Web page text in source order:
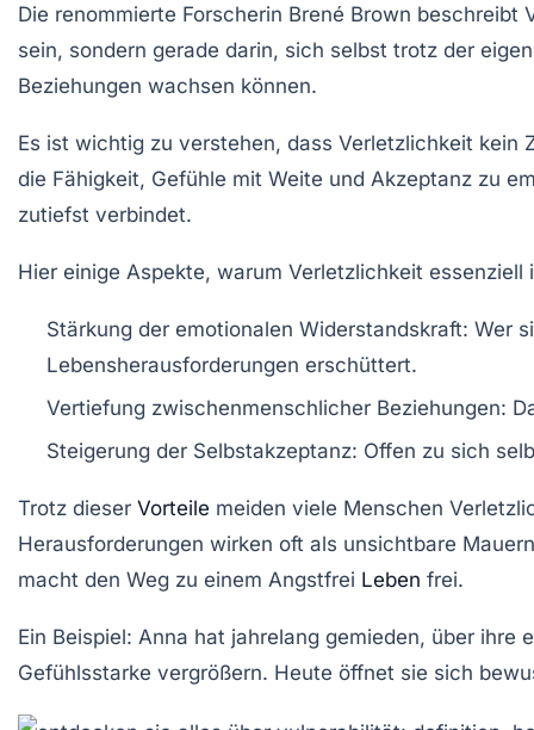
Die renommierte Forscherin Brené Brown
sein, sondern gerade darin, sich selbst trotz der
Beziehungen wachsen können.
Es ist wichtig zu verstehen, dass Verletzlichkeit
die Fähigkeit, Gefühle mit Weite und Akzeptanz zu
zutiefst verbindet.
Hier einige Aspekte, warum Verletzlichkeit essenziell
Stärkung der emotionalen Widerstandskraft: Wer
Lebensherausforderungen erschüttert.
Vertiefung zwischenmenschlicher Beziehungen:
Steigerung der Selbstakzeptanz: Offen zu sich
Trotz dieser Vorteile meiden viele Menschen
Herausforderungen wirken oft als unsichtbare
macht den Weg zu einem Angstfrei Leben frei.
Ein Beispiel: Anna hat jahrelang gemieden, über
Gefühlsstarke vergrößern. Heute öffnet sie sich